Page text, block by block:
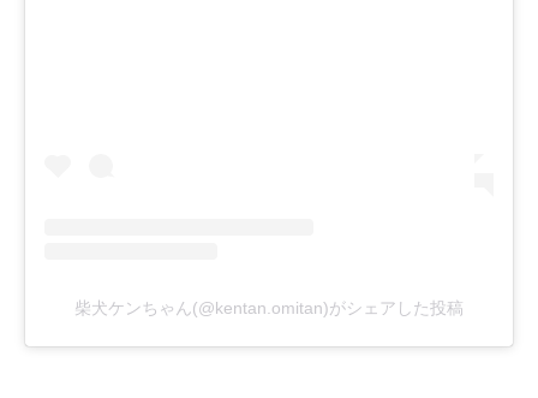
柴犬ケンちゃん(@kentan.omitan)がシェアした投稿